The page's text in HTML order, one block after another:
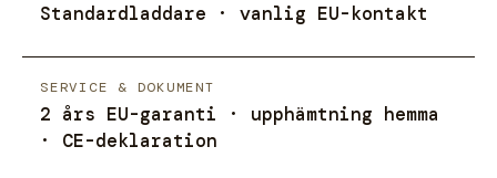
Standardladdare · vanlig EU-kontakt
SERVICE & DOKUMENT
2 års EU-garanti · upphämtning hemma
· CE-deklaration